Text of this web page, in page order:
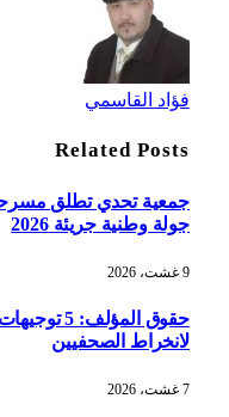
فؤاد القاسمي
Related Posts
جولة وطنية جريئة 2026
9 غشت، 2026
حقوق
لانخراط الصحفيين
7 غشت، 2026